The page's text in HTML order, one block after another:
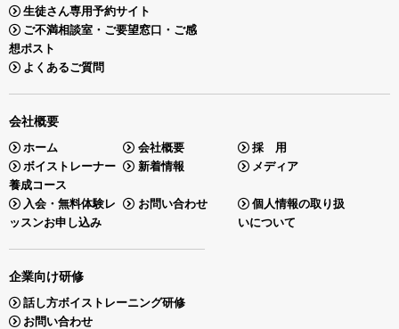
生徒さん専用予約サイト
ご不満相談室・ご要望窓口・ご感
想ポスト
よくあるご質問
会社概要
ホーム 会社概要
採 用
ボイストレーナー
養成コース
新着情報 メディア
入会・無料体験レ
ッスンお申し込み
お問い合わせ
個人情報の取り扱
いについて
企業向け研修
話し方ボイストレーニング研修
お問い合わせ